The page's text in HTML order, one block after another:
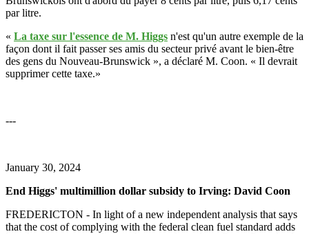
par litre.
« La taxe sur l'essence de M. Higgs n'est qu'un autre exemple de la
façon dont il fait passer ses amis du secteur privé avant le bien-être
des gens du Nouveau-Brunswick », a déclaré M. Coon. « Il devrait
supprimer cette taxe.»
---
January 30, 2024
End Higgs' multimillion dollar subsidy to Irving: David Coon
FREDERICTON - In light of a new independent analysis that says
that the cost of complying with the federal clean fuel standard adds